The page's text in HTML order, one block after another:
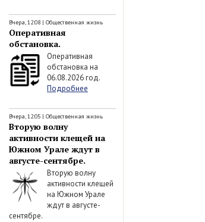
Вчера, 12:08 | Общественная жизнь
Оперативная
обстановка.
Оперативная
обстановка на
06.08.2026 год.
Подробнее
Вчера, 12:05 | Общественная жизнь
Вторую волну
активности клещей на
Южном Урале ждут в
августе-сентябре.
Вторую волну
активности клещей
на Южном Урале
ждут в августе-
сентябре.